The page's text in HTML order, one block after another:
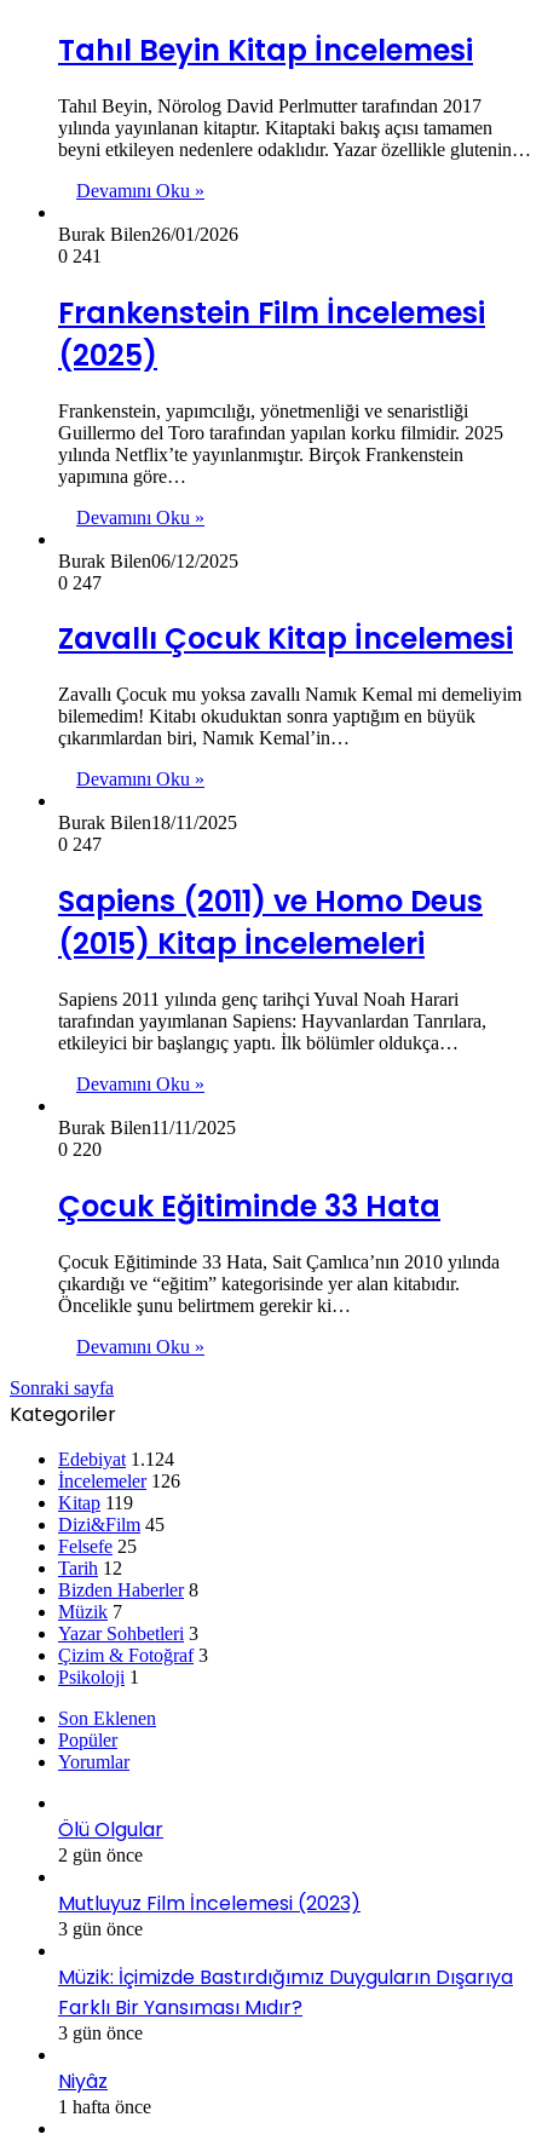
Tahıl Beyin Kitap İncelemesi
Tahıl Beyin, Nörolog David Perlmutter tarafından 2017
yılında yayınlanan kitaptır. Kitaptaki bakış açısı tamamen
beyni etkileyen nedenlere odaklıdır. Yazar özellikle glutenin…
Devamını Oku »
Burak Bilen26/01/2026
0 241
Frankenstein Film İncelemesi
(2025)
Frankenstein, yapımcılığı, yönetmenliği ve senaristliği
Guillermo del Toro tarafından yapılan korku filmidir. 2025
yılında Netflix’te yayınlanmıştır. Birçok Frankenstein
yapımına göre…
Devamını Oku »
Burak Bilen06/12/2025
0 247
Zavallı Çocuk Kitap İncelemesi
Zavallı Çocuk mu yoksa zavallı Namık Kemal mi demeliyim
bilemedim! Kitabı okuduktan sonra yaptığım en büyük
çıkarımlardan biri, Namık Kemal’in…
Devamını Oku »
Burak Bilen18/11/2025
0 247
Sapiens (2011) ve Homo Deus
(2015) Kitap İncelemeleri
Sapiens 2011 yılında genç tarihçi Yuval Noah Harari
tarafından yayımlanan Sapiens: Hayvanlardan Tanrılara,
etkileyici bir başlangıç yaptı. İlk bölümler oldukça…
Devamını Oku »
Burak Bilen11/11/2025
0 220
Çocuk Eğitiminde 33 Hata
Çocuk Eğitiminde 33 Hata, Sait Çamlıca’nın 2010 yılında
çıkardığı ve “eğitim” kategorisinde yer alan kitabıdır.
Öncelikle şunu belirtmem gerekir ki…
Devamını Oku »
Sonraki sayfa
Kategoriler
Edebiyat 1.124
İncelemeler 126
Kitap 119
Dizi&Film 45
Felsefe 25
Tarih 12
Bizden Haberler 8
Müzik 7
Yazar Sohbetleri 3
Çizim & Fotoğraf 3
Psikoloji 1
Son Eklenen
Popüler
Yorumlar
Ölü Olgular
2 gün önce
Mutluyuz Film İncelemesi (2023)
3 gün önce
Müzik: İçimizde Bastırdığımız Duyguların Dışarıya
Farklı Bir Yansıması Mıdır?
3 gün önce
Niyâz
1 hafta önce